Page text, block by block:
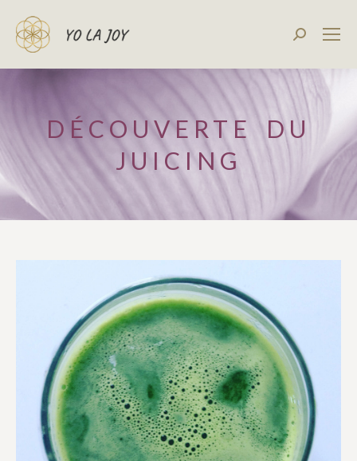
DÉCOUVERTE DU
JUICING